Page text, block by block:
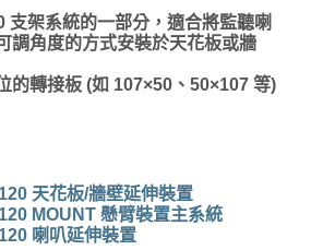
支架系統的一部分，適合將監聽喇
調角度的方式安裝於天花板或牆
的轉接板 (如 107×50、50×107 等)
天花板/牆壁延伸裝置
MOUNT 懸臂裝置主系統
喇叭延伸裝置